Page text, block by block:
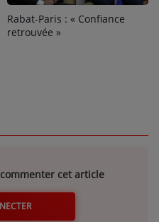
Rabat-Paris : « Confiance
retrouvée »
cet article